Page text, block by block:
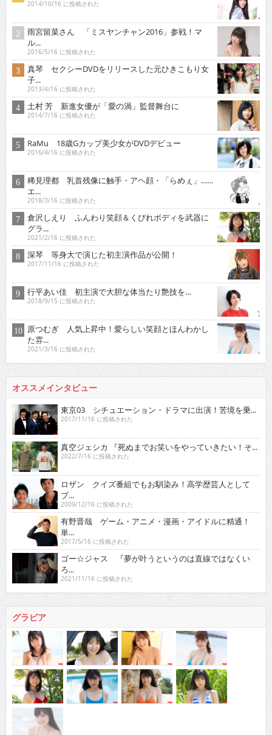
2014/10/16 に投稿された
雨宮留菜さん 「ミスヤンチャン2016」参戦！マ
ル...
2016/5/16 に投稿された
真琴 セクシーDVDをリリースした元ひきこもり女
子...
2013/4/16 に投稿された
土村 芳 新進女優が「愛の渦」監督舞台に
2014/7/16 に投稿された
RaMu 18歳Gカップ美少女がDVDデビュー
2016/4/16 に投稿された
稀見理都 乳首残像に触手・アヘ顔・「らめぇ」……
エ...
2018/3/16 に投稿された
倉沢しえり ふんわり笑顔＆くびれボディを武器に
グラ...
2021/2/16 に投稿された
深琴 等身大で演じた初主演作品が公開！
2017/11/16 に投稿された
行平あい佳 初主演で大胆な体当たり艶技を…
2018/9/15 に投稿された
原つむぎ 人気上昇中！愛らしい笑顔とほんわかし
た雰...
2021/3/16 に投稿された
オススメインタビュー
東京03 シチュエーション・ドラマに出演！苦境を乗...
2017/11/16 に投稿された
真空ジェシカ 『死ぬまでお笑いをやっていきたい！そ...
2022/7/16 に投稿された
ロザン クイズ番組でもお馴染み！高学歴芸人として
ブ...
2009/12/16 に投稿された
有野晋哉 ゲーム・アニメ・漫画・アイドルに精通！
単...
2017/5/16 に投稿された
ゴー☆ジャス 『夢が叶うというのは直線ではなくい
ろ...
2021/11/16 に投稿された
グラビア